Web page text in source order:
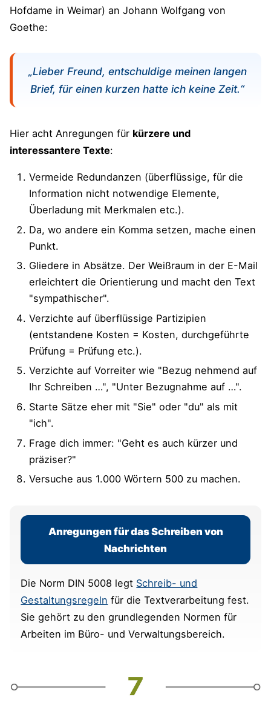
Hofdame in Weimar) an Johann Wolfgang von
Goethe:
„Lieber Freund, entschuldige meinen langen
Brief, für einen kurzen hatte ich keine Zeit.“
Hier acht Anregungen für kürzere und
interessantere Texte:
Vermeide Redundanzen (überflüssige, für die
Information nicht notwendige Elemente,
Überladung mit Merkmalen etc.).
Da, wo andere ein Komma setzen, mache einen
Punkt.
Gliedere in Absätze. Der Weißraum in der E-Mail
erleichtert die Orientierung und macht den Text
"sympathischer".
Verzichte auf überflüssige Partizipien
(entstandene Kosten = Kosten, durchgeführte
Prüfung = Prüfung etc.).
Verzichte auf Vorreiter wie "Bezug nehmend auf
Ihr Schreiben …", "Unter Bezugnahme auf …".
Starte Sätze eher mit "Sie" oder "du" als mit
"ich".
Frage dich immer: "Geht es auch kürzer und
präziser?"
Versuche aus 1.000 Wörtern 500 zu machen.
Anregungen für das Schreiben von
Nachrichten
Die Norm DIN 5008 legt Schreib- und
Gestaltungsregeln für die Textverarbeitung fest.
Sie gehört zu den grundlegenden Normen für
Arbeiten im Büro- und Verwaltungsbereich.